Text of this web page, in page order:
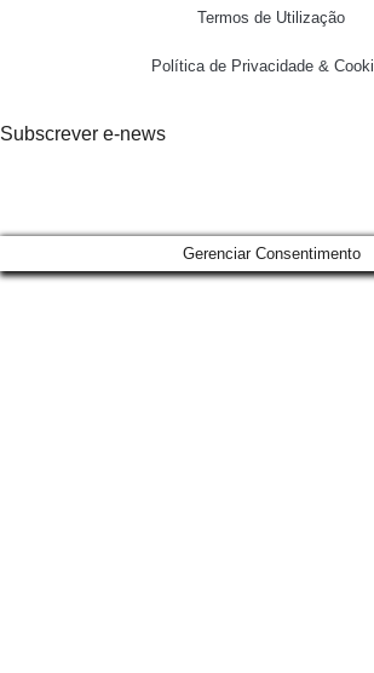
Termos de Utilização
Política de Privacidade &
Subscrever e-news
Gerenciar Consentimento